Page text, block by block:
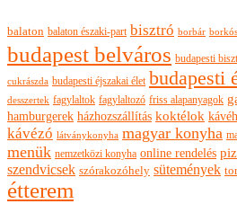
balaton balaton északi-part bisztró borbár
budapest belváros budapesti
cukrászda budapesti éjszakai élet budapesti
desszertek fagylaltok fagylaltozó friss alapanyagok
hamburgerek házhozszállítás koktélok
kávézó látványkonyha magyar konyha
menük nemzetközi konyha online rendelés
szendvicsek szórakozóhely sütemények
étterem